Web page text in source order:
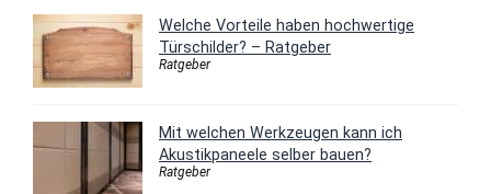
Welche Vorteile haben hochwertige
Türschilder? – Ratgeber
Ratgeber
Mit welchen Werkzeugen kann ich
Akustikpaneele selber bauen?
Ratgeber